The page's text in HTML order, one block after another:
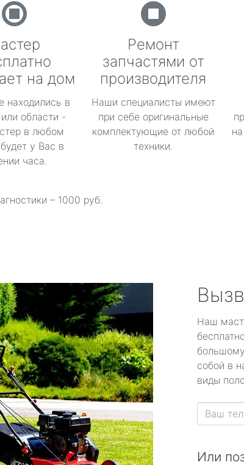
на дом
находились в
области -
в любом
у Вас в
часа.
Ремонт
запчастями от
производителя
Наши специалисты имеют
при себе оригинальные
комплектующие от любой
техники.
– 1000 руб.
Наш
собой в
виды
Или